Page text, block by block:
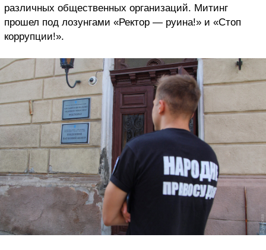
различных общественных организаций. Митинг
прошел под лозунгами «Ректор — руина!» и «Стоп
коррупции!».